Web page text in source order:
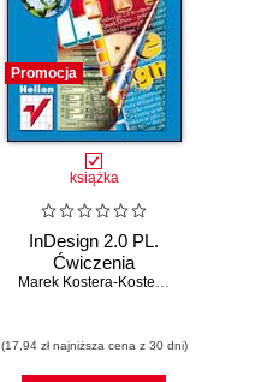
Promocja
książka
InDesign 2.0 PL.
Ćwiczenia
Marek Kostera-Kosterzewski
(17,94 zł najniższa cena z 30 dni)